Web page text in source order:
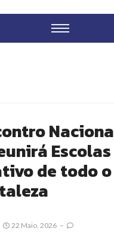
de todo
22 Maio, 2026